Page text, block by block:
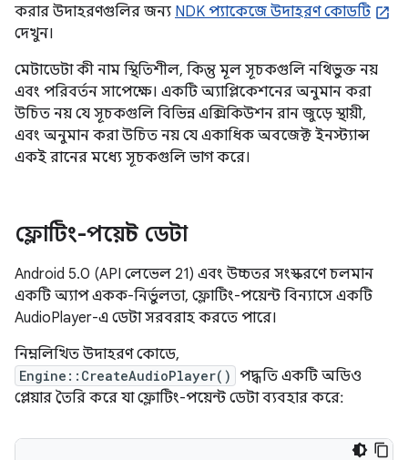
করার উদাহরণগুলির জন্য NDK প্যাকেজে উদাহরণ কোডটি
দেখুন।
মেটাডেটা কী নাম স্থিতিশীল, কিন্তু মূল সূচকগুলি নথিভুক্ত নয়
এবং পরিবর্তন সাপেক্ষে। একটি অ্যাপ্লিকেশনের অনুমান করা
উচিত নয় যে সূচকগুলি বিভিন্ন এক্সিকিউশন রান জুড়ে স্থায়ী,
এবং অনুমান করা উচিত নয় যে একাধিক অবজেক্ট ইনস্ট্যান্স
একই রানের মধ্যে সূচকগুলি ভাগ করে।
ফ্লোটিং-পয়েন্ট ডেটা
Android 5.0 (API লেভেল 21) এবং উচ্চতর সংস্করণে চলমান
একটি অ্যাপ একক-নির্ভুলতা, ফ্লোটিং-পয়েন্ট বিন্যাসে একটি
AudioPlayer-এ ডেটা সরবরাহ করতে পারে।
নিম্নলিখিত উদাহরণ কোডে,
Engine::CreateAudioPlayer() পদ্ধতি একটি অডিও
প্লেয়ার তৈরি করে যা ফ্লোটিং-পয়েন্ট ডেটা ব্যবহার করে: